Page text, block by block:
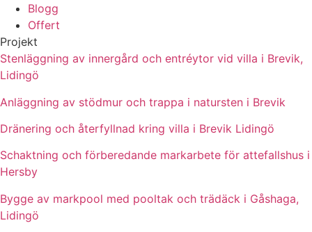
Blogg
Offert
Projekt
Stenläggning av innergård och entréytor vid villa i Brevik,
Lidingö
Anläggning av stödmur och trappa i natursten i Brevik
Dränering och återfyllnad kring villa i Brevik Lidingö
Schaktning och förberedande markarbete för attefallshus i
Hersby
Bygge av markpool med pooltak och trädäck i Gåshaga,
Lidingö